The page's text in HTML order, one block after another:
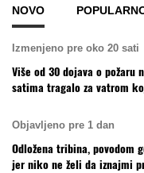
NOVO
Izmenjeno pre oko 20 sati
Više od 30 dojava o požaru
satima tragalo za vatrom
Objavljeno pre 1 dan
Odložena tribina,
jer niko ne želi da iznajmi